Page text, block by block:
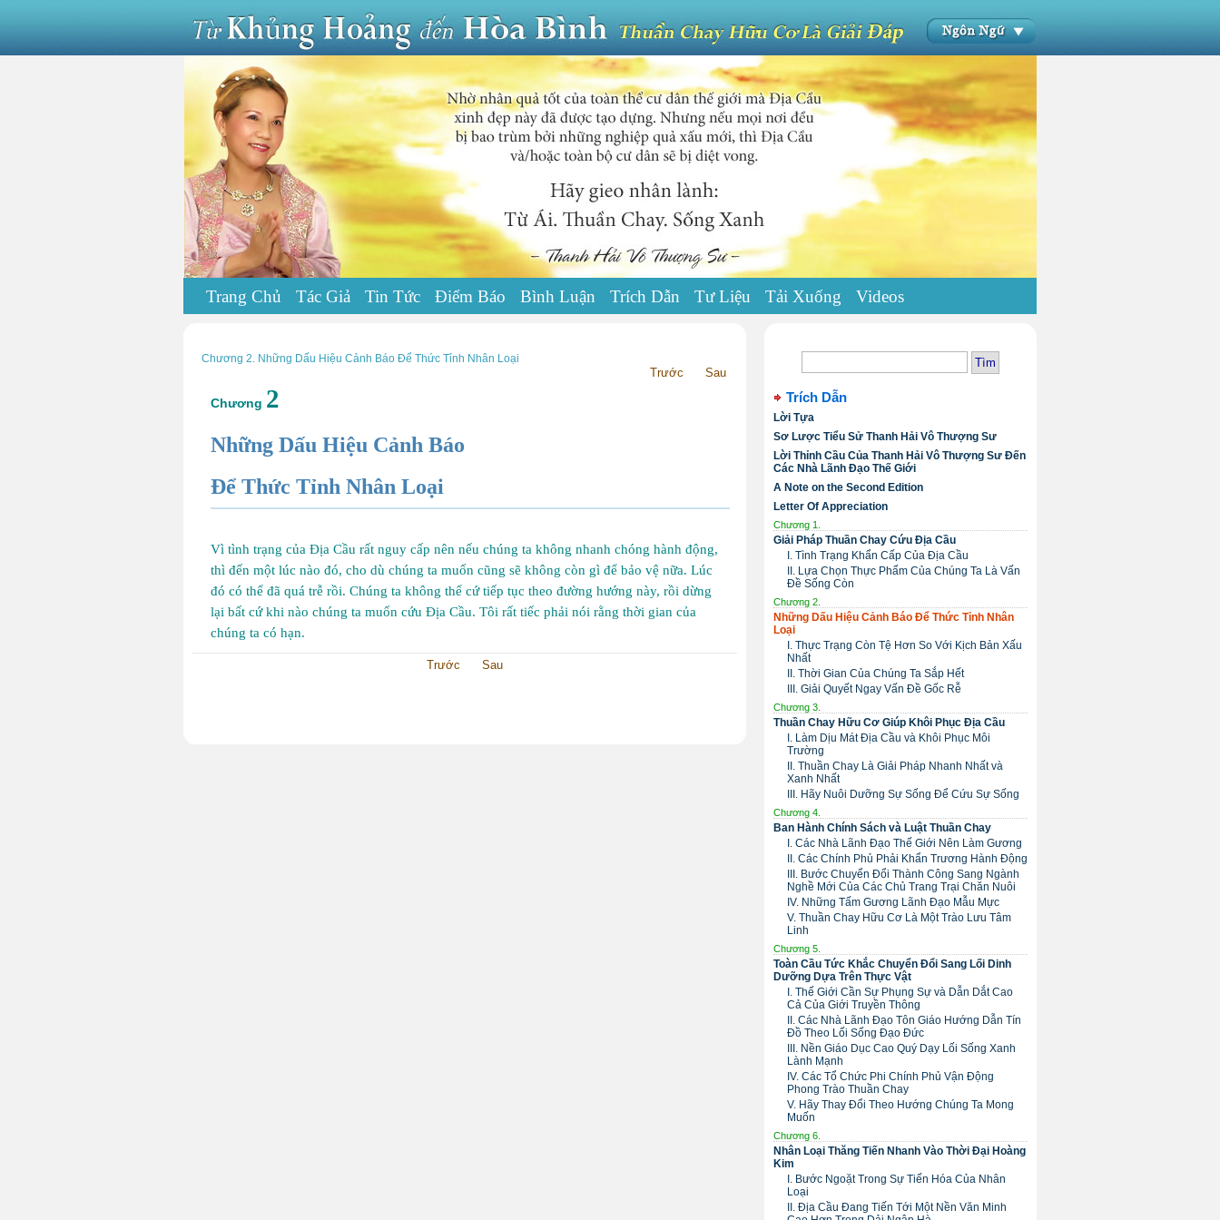
Trang Chủ Tác Giả Tin Tức Điểm Báo Bình Luận Trích Dẫn Tư Liệu Tải Xuống Videos
Chương 2. Những Dấu Hiệu Cảnh Báo Để Thức Tỉnh Nhân Loại
Trước Sau
Chương 2
Những Dấu Hiệu Cảnh Báo
Để Thức Tỉnh Nhân Loại
Vì tình trạng của Địa Cầu rất nguy cấp nên nếu chúng ta không nhanh chóng hành động,
thì đến một lúc nào đó, cho dù chúng ta muốn cũng sẽ không còn gì để bảo vệ nữa. Lúc
đó có thể đã quá trễ rồi. Chúng ta không thể cứ tiếp tục theo đường hướng này, rồi dừng
lại bất cứ khi nào chúng ta muốn cứu Địa Cầu. Tôi rất tiếc phải nói rằng thời gian của
chúng ta có hạn.
Trước Sau
Trích Dẫn
Lời Tựa
Sơ Lược Tiểu Sử Thanh Hải Vô Thượng Sư
Lời Thỉnh Cầu Của Thanh Hải Vô Thượng Sư Đến
Các Nhà Lãnh Đạo Thế Giới
A Note on the Second Edition
Letter Of Appreciation
Chương 1.
Giải Pháp Thuần Chay Cứu Địa Cầu
I. Tình Trạng Khẩn Cấp Của Địa Cầu
II. Lựa Chọn Thực Phẩm Của Chúng Ta Là Vấn
Đề Sống Còn
Chương 2.
Những Dấu Hiệu Cảnh Báo Để Thức Tỉnh Nhân
Loại
I. Thực Trạng Còn Tệ Hơn So Với Kịch Bản Xấu
Nhất
II. Thời Gian Của Chúng Ta Sắp Hết
III. Giải Quyết Ngay Vấn Đề Gốc Rễ
Chương 3.
Thuần Chay Hữu Cơ Giúp Khôi Phục Địa Cầu
I. Làm Dịu Mát Địa Cầu và Khôi Phục Môi
Trường
II. Thuần Chay Là Giải Pháp Nhanh Nhất và
Xanh Nhất
III. Hãy Nuôi Dưỡng Sự Sống Để Cứu Sự Sống
Chương 4.
Ban Hành Chính Sách và Luật Thuần Chay
I. Các Nhà Lãnh Đạo Thế Giới Nên Làm Gương
II. Các Chính Phủ Phải Khẩn Trương Hành Động
III. Bước Chuyển Đổi Thành Công Sang Ngành
Nghề Mới Của Các Chủ Trang Trại Chăn Nuôi
IV. Những Tấm Gương Lãnh Đạo Mẫu Mực
V. Thuần Chay Hữu Cơ Là Một Trào Lưu Tâm
Linh
Chương 5.
Toàn Cầu Tức Khắc Chuyển Đổi Sang Lối Dinh
Dưỡng Dựa Trên Thực Vật
I. Thế Giới Cần Sự Phụng Sự và Dẫn Dắt Cao
Cả Của Giới Truyền Thông
II. Các Nhà Lãnh Đạo Tôn Giáo Hướng Dẫn Tín
Đồ Theo Lối Sống Đạo Đức
III. Nền Giáo Dục Cao Quý Dạy Lối Sống Xanh
Lành Mạnh
IV. Các Tổ Chức Phi Chính Phủ Vận Động
Phong Trào Thuần Chay
V. Hãy Thay Đổi Theo Hướng Chúng Ta Mong
Muốn
Chương 6.
Nhân Loại Thăng Tiến Nhanh Vào Thời Đại Hoàng
Kim
I. Bước Ngoặt Trong Sự Tiến Hóa Của Nhân
Loại
II. Địa Cầu Đang Tiến Tới Một Nền Văn Minh